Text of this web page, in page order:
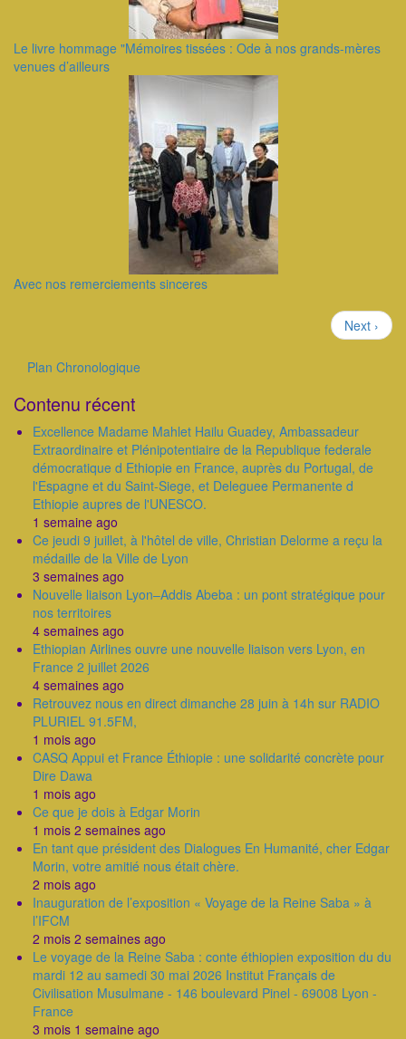
Le livre hommage "Mémoires tissées : Ode à nos grands-mères
venues d’ailleurs
Avec nos remerciements sinceres
Page
suivante
Next ›
Plan Chronologique
Contenu récent
Excellence Madame Mahlet Hailu Guadey, Ambassadeur
Extraordinaire et Plénipotentiaire de la Republique federale
démocratique d Ethiopie en France, auprès du Portugal, de
l'Espagne et du Saint-Siege, et Deleguee Permanente d
Ethiopie aupres de l'UNESCO.
1 semaine ago
Ce jeudi 9 juillet, à l'hôtel de ville, Christian Delorme a reçu la
médaille de la Ville de Lyon
3 semaines ago
Nouvelle liaison Lyon–Addis Abeba : un pont stratégique pour
nos territoires
4 semaines ago
Ethiopian Airlines ouvre une nouvelle liaison vers Lyon, en
France 2 juillet 2026
4 semaines ago
Retrouvez nous en direct dimanche 28 juin à 14h sur RADIO
PLURIEL 91.5FM,
1 mois ago
CASQ Appui et France Éthiopie : une solidarité concrète pour
Dire Dawa
1 mois ago
Ce que je dois à Edgar Morin
1 mois 2 semaines ago
En tant que président des Dialogues En Humanité, cher Edgar
Morin, votre amitié nous était chère.
2 mois ago
Inauguration de l’exposition « Voyage de la Reine Saba » à
l’IFCM
2 mois 2 semaines ago
Le voyage de la Reine Saba : conte éthiopien exposition du du
mardi 12 au samedi 30 mai 2026 Institut Français de
Civilisation Musulmane - 146 boulevard Pinel - 69008 Lyon -
France
3 mois 1 semaine ago